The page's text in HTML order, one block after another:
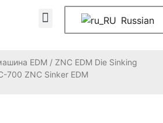
Russian
EDM / ZNC EDM Die Sinking
700 ZNC Sinker EDM